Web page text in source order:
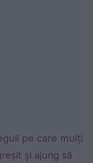
pe care mulți
și ajung să